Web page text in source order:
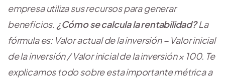
empresa utiliza sus recursos para generar
beneficios. ¿Cómo se calcula la rentabilidad?La
fórmula es: Valor actual de la inversión − Valor inicial
de la inversión / Valor inicial de la inversión × 100. Te
explicamos todo sobre esta importante métrica a